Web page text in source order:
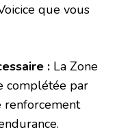
que vous
:La Zone
complétée par
renforcement